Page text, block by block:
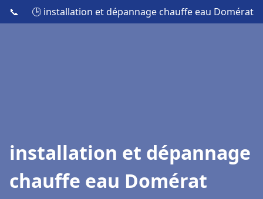
📞 🕒 installation et dépannage chauffe eau Domérat
installation et dépannage
chauffe eau Domérat